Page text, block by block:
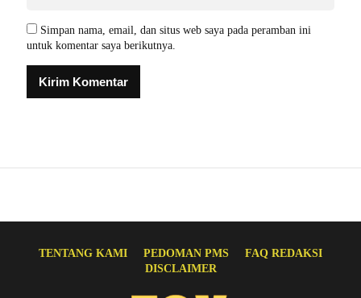
Simpan nama, email, dan situs web saya pada peramban ini
untuk komentar saya berikutnya.
TENTANG KAMI PEDOMAN PMS
FAQ REDAKSI
DISCLAIMER